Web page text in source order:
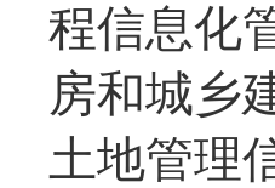
程信息化
房和城乡
土地管理